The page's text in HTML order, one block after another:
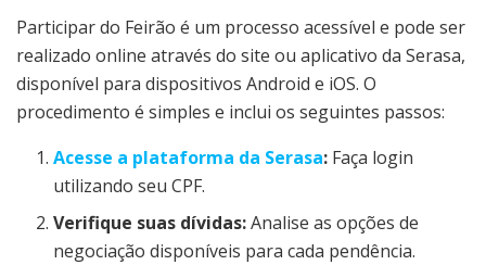
Participar do Feirão é um processo acessível e pode ser
realizado online através do site ou aplicativo da Serasa,
disponível para dispositivos Android e iOS. O
procedimento é simples e inclui os seguintes passos:
Acesse a plataforma da Serasa: Faça login
utilizando seu CPF.
Verifique suas dívidas:Analise as opções de
negociação disponíveis para cada pendência.